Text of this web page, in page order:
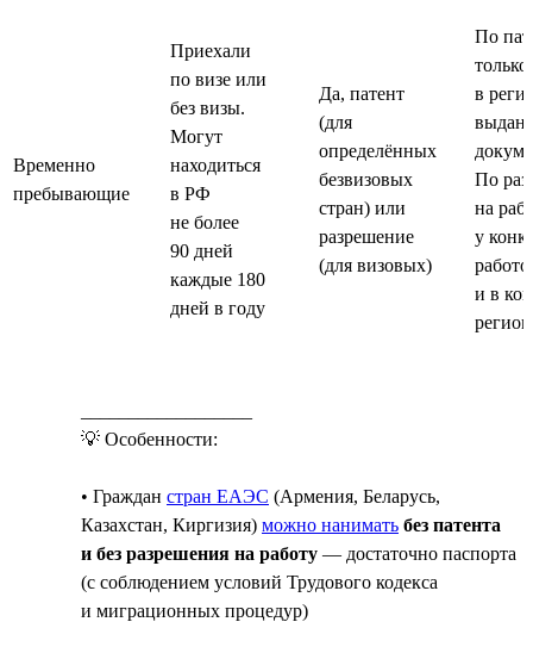
Временно
пребывающие
Приехали
по визе или
без визы.
Могут
находиться
в РФ
не более
90 дней
каждые 180
дней в году
Да, патент
(для
определённых
безвизовых
стран) или
разрешение
(для визовых)
По
только
в
выдан
По
на
у
и в
💡 Особенности:
• Граждан стран ЕАЭС (Армения, Беларусь,
Казахстан, Киргизия) можно нанимать без патента
и без разрешения на работу — достаточно паспорта
(с соблюдением условий Трудового кодекса
и миграционных процедур)